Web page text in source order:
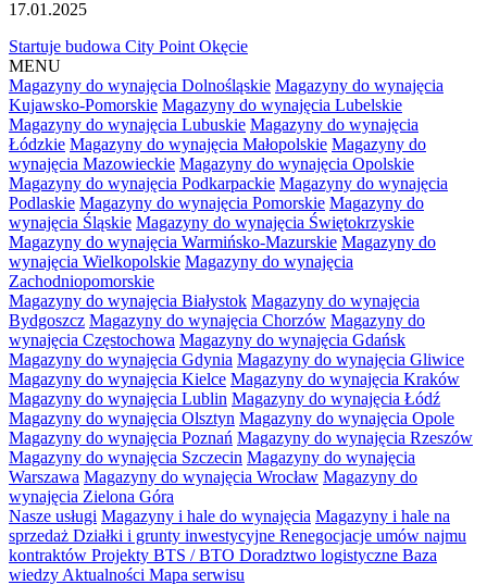
17.01.2025
Startuje budowa City Point Okęcie
MENU
Magazyny do wynajęcia Dolnośląskie Magazyny do wynajęcia
Kujawsko-Pomorskie Magazyny do wynajęcia Lubelskie
Magazyny do wynajęcia Lubuskie Magazyny do wynajęcia
Łódzkie Magazyny do wynajęcia Małopolskie Magazyny do
wynajęcia Mazowieckie Magazyny do wynajęcia Opolskie
Magazyny do wynajęcia Podkarpackie Magazyny do wynajęcia
Podlaskie Magazyny do wynajęcia Pomorskie Magazyny do
wynajęcia Śląskie Magazyny do wynajęcia Świętokrzyskie
Magazyny do wynajęcia Warmińsko-Mazurskie Magazyny do
wynajęcia Wielkopolskie Magazyny do wynajęcia
Zachodniopomorskie
Magazyny do wynajęcia Białystok Magazyny do wynajęcia
Bydgoszcz Magazyny do wynajęcia Chorzów Magazyny do
wynajęcia Częstochowa Magazyny do wynajęcia Gdańsk
Magazyny do wynajęcia Gdynia Magazyny do wynajęcia Gliwice
Magazyny do wynajęcia Kielce Magazyny do wynajęcia Kraków
Magazyny do wynajęcia Lublin Magazyny do wynajęcia Łódź
Magazyny do wynajęcia Olsztyn Magazyny do wynajęcia Opole
Magazyny do wynajęcia Poznań Magazyny do wynajęcia Rzeszów
Magazyny do wynajęcia Szczecin Magazyny do wynajęcia
Warszawa Magazyny do wynajęcia Wrocław Magazyny do
wynajęcia Zielona Góra
Nasze usługi Magazyny i hale do wynajęcia Magazyny i hale na
sprzedaż Działki i grunty inwestycyjne Renegocjacje umów najmu
kontraktów Projekty BTS / BTO Doradztwo logistyczne Baza
wiedzy Aktualności Mapa serwisu